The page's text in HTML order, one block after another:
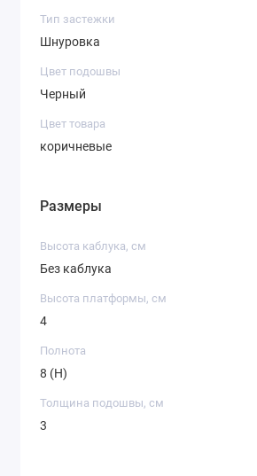
Тип застежки
Шнуровка
Цвет подошвы
Черный
Цвет товара
коричневые
Размеры
Высота каблука, см
Без каблука
Высота платформы, см
4
Полнота
8 (H)
Толщина подошвы, см
3